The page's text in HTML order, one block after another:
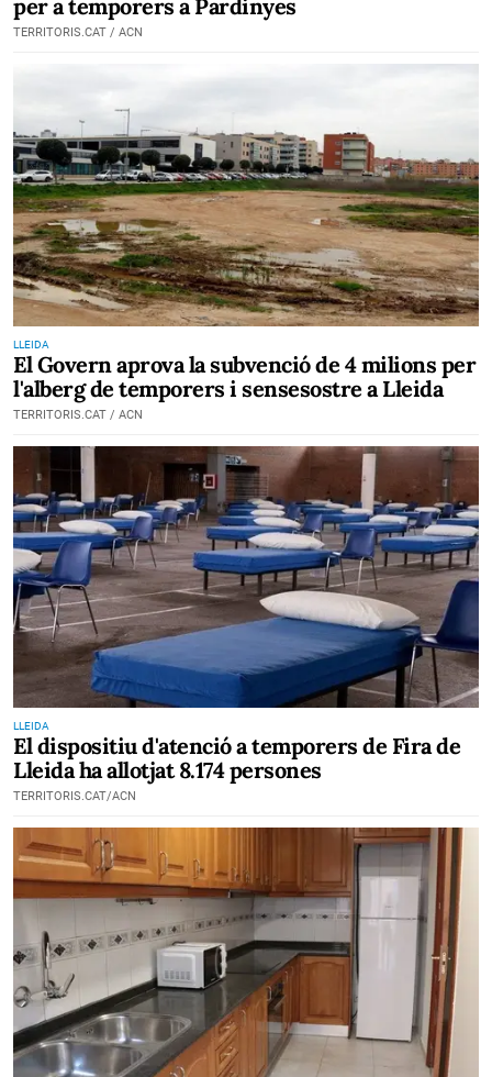
per a temporers a Pardinyes
TERRITORIS.CAT / ACN
LLEIDA
El Govern aprova la subvenció de 4 milions per
l'alberg de temporers i sensesostre a Lleida
TERRITORIS.CAT / ACN
LLEIDA
El dispositiu d'atenció a temporers de Fira de
Lleida ha allotjat 8.174 persones
TERRITORIS.CAT/ACN